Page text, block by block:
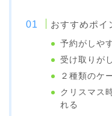
おすすめポイ
予約がしや
受け取りが
２種類のケ
クリスマス
れる